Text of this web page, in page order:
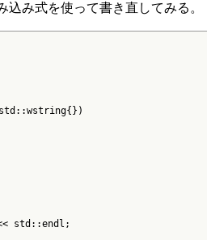
み式を使って書き直してみる。
std::endl;